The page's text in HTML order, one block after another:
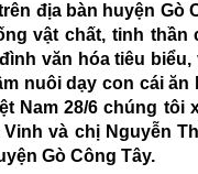
địa bàn huyện
vật chất, tinh
văn hóa tiêu
nuôi dạy con cái
Nam 28/6 chúng
và chị Nguyễn
Gò Công Tây.